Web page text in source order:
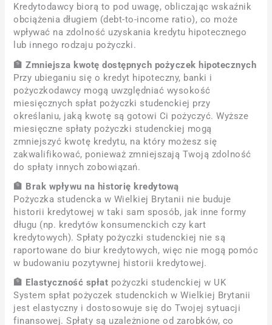
Kredytodawcy biorą to pod uwagę, obliczając wskaźnik
obciążenia długiem (debt-to-income ratio), co może
wpływać na zdolność uzyskania kredytu hipotecznego
lub innego rodzaju pożyczki.
🏦 Zmniejsza kwotę dostępnych pożyczek hipotecznych
Przy ubieganiu się o kredyt hipoteczny, banki i
pożyczkodawcy mogą uwzględniać wysokość
miesięcznych spłat pożyczki studenckiej przy
określaniu, jaką kwotę są gotowi Ci pożyczyć. Wyższe
miesięczne spłaty pożyczki studenckiej mogą
zmniejszyć kwotę kredytu, na który możesz się
zakwalifikować, ponieważ zmniejszają Twoją zdolność
do spłaty innych zobowiązań.
🏦 Brak wpływu na historię kredytową
Pożyczka studencka w Wielkiej Brytanii nie buduje
historii kredytowej w taki sam sposób, jak inne formy
długu (np. kredytów konsumenckich czy kart
kredytowych). Spłaty pożyczki studenckiej nie są
raportowane do biur kredytowych, więc nie mogą pomóc
w budowaniu pozytywnej historii kredytowej.
🏦 Elastyczność spłat pożyczki studenckiej w UK
System spłat pożyczek studenckich w Wielkiej Brytanii
jest elastyczny i dostosowuje się do Twojej sytuacji
finansowej. Spłaty są uzależnione od zarobków, co